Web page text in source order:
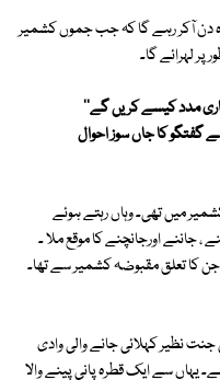
دن آکر رہے گا کہ جب جموں کشمیر
پر لہرائے گا۔
مدد کیسے کریں گے''
گفتگو کا جاں سوز احوال
میں تھی۔ وہاں رہتے ہوئے
اورجانچنے کا موقع ملا ۔
کا تعلق مقبوضہ کشمیر سے تھا۔
جنت نظیر کہلائی جانے والی وادی
یہاں سے ایک قطرہ پانی پینے والا